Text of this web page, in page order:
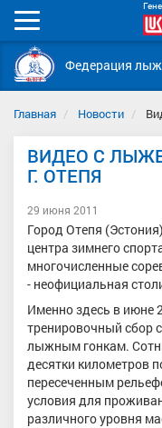
Мобильное
меню
Федерация
Главная Новости
ВИДЕО С
Г. ОТЕПЯ
29 июня 2011
Город Отепя
центра зимнего
многочисленные
- неофициальная
Именно здесь в июне
тренировочный сбор
лыжным гонкам.
десятки километров
пересеченным
условия для
различного уровня